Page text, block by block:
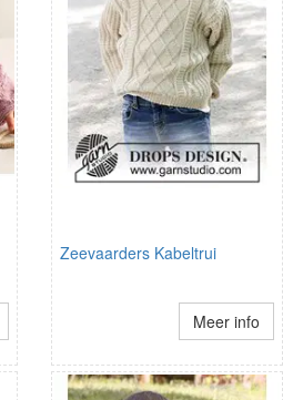
Zeevaarders Kabeltrui
Meer info